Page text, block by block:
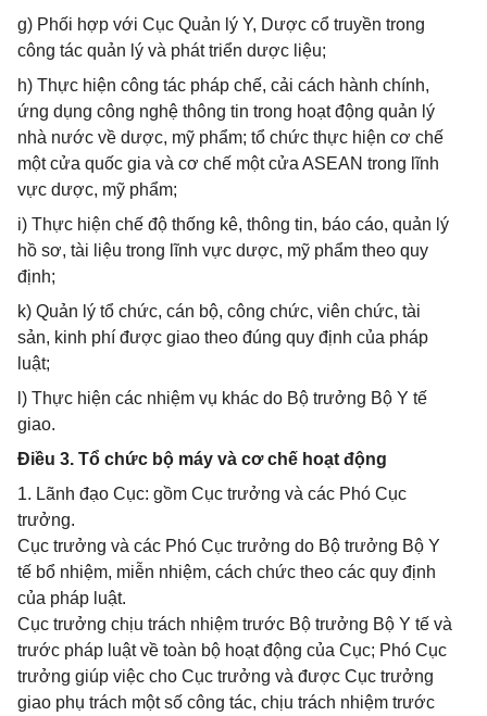
g) Phối hợp với Cục Quản lý Y, Dược cổ truyền trong
công tác quản lý và phát triển dược liệu;
h) Thực hiện công tác pháp chế, cải cách hành chính,
ứng dụng công nghệ thông tin trong hoạt động quản lý
nhà nước về dược, mỹ phẩm; tổ chức thực hiện cơ chế
một cửa quốc gia và cơ chế một cửa ASEAN trong lĩnh
vực dược, mỹ phẩm;
i) Thực hiện chế độ thống kê, thông tin, báo cáo, quản lý
hồ sơ, tài liệu trong lĩnh vực dược, mỹ phẩm theo quy
định;
k) Quản lý tổ chức, cán bộ, công chức, viên chức, tài
sản, kinh phí được giao theo đúng quy định của pháp
luật;
l) Thực hiện các nhiệm vụ khác do Bộ trưởng Bộ Y tế
giao.
Điều 3. Tổ chức bộ máy và cơ chế hoạt động
1. Lãnh đạo Cục: gồm Cục trưởng và các Phó Cục
trưởng.
Cục trưởng và các Phó Cục trưởng do Bộ trưởng Bộ Y
tế bổ nhiệm, miễn nhiệm, cách chức theo các quy định
của pháp luật.
Cục trưởng chịu trách nhiệm trước Bộ trưởng Bộ Y tế và
trước pháp luật về toàn bộ hoạt động của Cục; Phó Cục
trưởng giúp việc cho Cục trưởng và được Cục trưởng
giao phụ trách một số công tác, chịu trách nhiệm trước